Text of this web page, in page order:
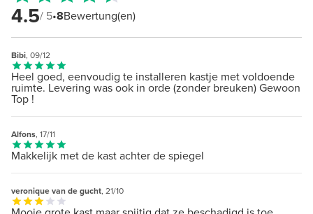
4.5/ 5•8Bewertung(en)
Bibi, 09/12
Heel goed, eenvoudig te installeren kastje met voldoende
ruimte. Levering was ook in orde (zonder breuken) Gewoon
Top !
Alfons, 17/11
Makkelijk met de kast achter de spiegel
veronique van de gucht, 21/10